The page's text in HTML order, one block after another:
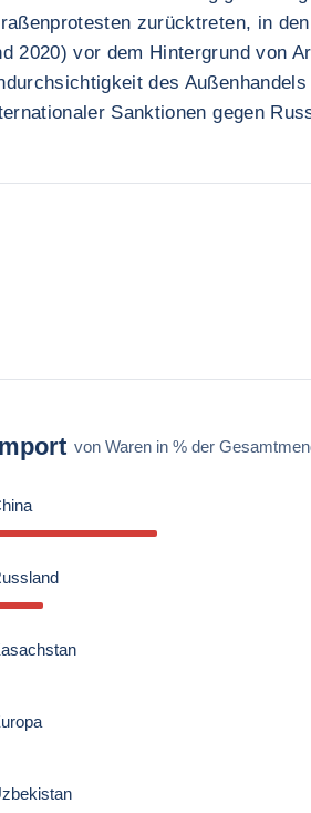
zurücktreten, in
2020) vor dem Hintergrund von
des Außenhandels
Sanktionen gegen
von Waren in % der